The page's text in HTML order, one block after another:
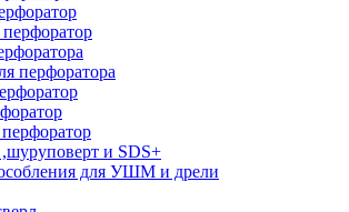
перфоратора
и SDS+
для УШМ и дрели